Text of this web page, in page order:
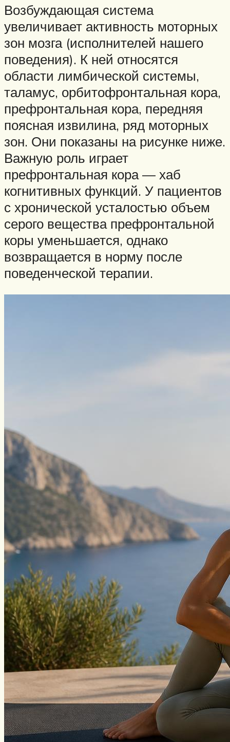
Возбуждающая система
увеличивает активность моторных
зон мозга (исполнителей нашего
поведения). К ней относятся
области лимбической системы,
таламус, орбитофронтальная кора,
префронтальная кора, передняя
поясная извилина, ряд моторных
зон. Они показаны на рисунке ниже.
Важную роль играет
префронтальная кора — хаб
когнитивных функций. У пациентов
с хронической усталостью объем
серого вещества префронтальной
коры уменьшается, однако
возвращается в норму после
поведенческой терапии.